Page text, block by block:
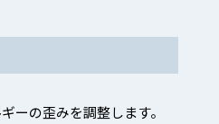
ーの歪みを調整します。